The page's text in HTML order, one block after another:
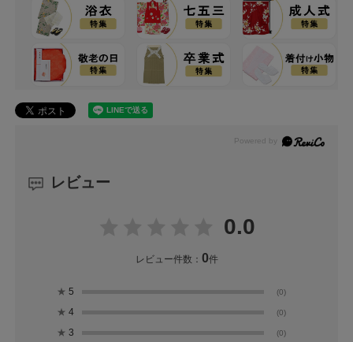
レビュー
0.0
レビュー件数： 0件
★ 5 (0)
★ 4 (0)
★ 3 (0)